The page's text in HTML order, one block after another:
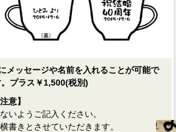
メッセージや名前を入れることが可能で
プラス￥1,500(税別)
意】
いようご記入ください。
書きとさせていただきます。